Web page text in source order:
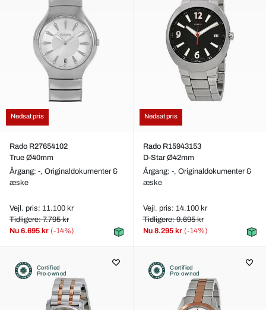
Nedsat pris
Rado R27654102
True Ø40mm
Årgang: -, Originaldokumenter &
æske
Vejl. pris: 11.100 kr
Tidligere: 7.795 kr
Nu 6.695 kr (-14%)
Nedsat pris
Rado R15943153
D-Star Ø42mm
Årgang: -, Originaldokumenter &
æske
Vejl. pris: 14.100 kr
Tidligere: 9.695 kr
Nu 8.295 kr (-14%)
Certified
Pre-owned
Certified
Pre-owned